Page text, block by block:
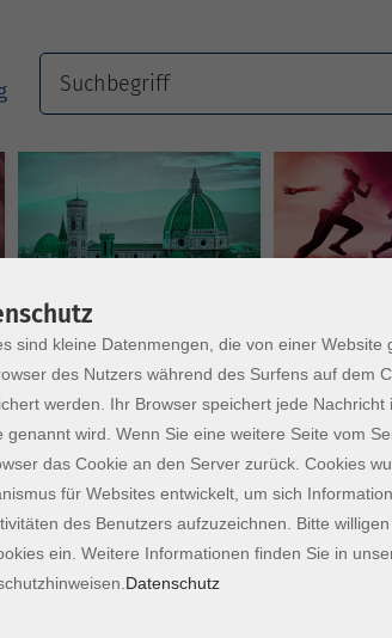
sind kleine Datenmengen, die von einer Website
des Nutzers während des Surfens auf dem
werden. Ihr Browser speichert jede Nachricht
genannt wird. Wenn Sie eine weitere Seite vom
das Cookie an den Server zurück. Cookies
für Websites entwickelt, um sich
des Benutzers aufzuzeichnen. Bitte
ein. Weitere Informationen finden Sie in
Datenschutz